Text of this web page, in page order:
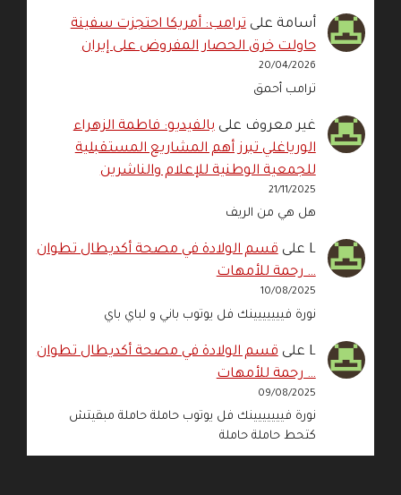
أسامة علىترامب: أمريكا احتجزت سفينة
حاولت خرق الحصار المفروض على إيران
20/04/2026
ترامب أحمق
غير معروف علىبالفيديو: فاطمة الزهراء
الورياغلي تبرز أهم المشاريع المستقبلية
للجمعية الوطنية للإعلام والناشرين
21/11/2025
هل هي من الريف
L علىقسم الولادة في مصحة أكديطال تطوان
… رحمة للأمهات
10/08/2025
نورة فييييييينك فل يوتوب باني و لباي باي
L علىقسم الولادة في مصحة أكديطال تطوان
… رحمة للأمهات
09/08/2025
نورة فييييييينك فل يوتوب حاملة حاملة مبقيتش
كتحط حاملة حاملة